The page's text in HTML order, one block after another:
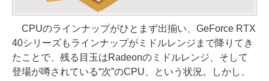
CPUのラインナップがひとまず出揃い、GeForce RTX
40シリーズもラインナップがミドルレンジまで降りてき
たことで、残る目玉はRadeonのミドルレンジ、そして
登場が噂されている“次”のCPU、という状況。しかし、